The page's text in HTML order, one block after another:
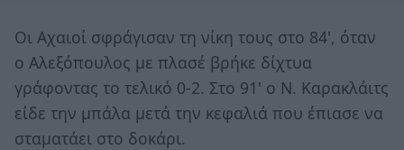
Οι Αχαιοί σφράγισαν τη νίκη τους στο 84', όταν
ο Αλεξόπουλος με πλασέ βρήκε δίχτυα
γράφοντας το τελικό 0-2. Στο 91' ο Ν. Καρακλάιτς
είδε την μπάλα μετά την κεφαλιά που έπιασε να
σταματάει στο δοκάρι.